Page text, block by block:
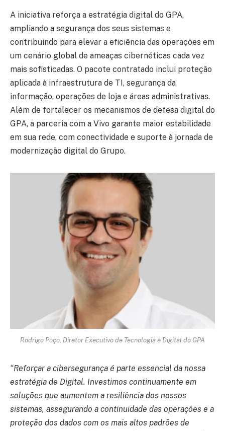
A iniciativa reforça a estratégia digital do GPA,
ampliando a segurança dos seus sistemas e
contribuindo para elevar a eficiência das operações em
um cenário global de ameaças cibernéticas cada vez
mais sofisticadas. O pacote contratado inclui proteção
aplicada à infraestrutura de TI, segurança da
informação, operações de loja e áreas administrativas.
Além de fortalecer os mecanismos de defesa digital do
GPA, a parceria com a Vivo garante maior estabilidade
em sua rede, com conectividade e suporte à jornada de
modernização digital do Grupo.
Rodrigo Poço, Diretor Executivo de Tecnologia e Digital do GPA
“Reforçar a cibersegurança é parte essencial da nossa
estratégia de Digital. Investimos continuamente em
soluções que aumentem a resiliência dos nossos
sistemas, assegurando a continuidade das operações e a
proteção dos dados com os mais altos padrões de